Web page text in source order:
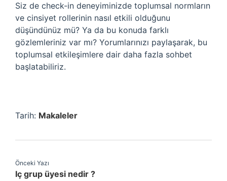
Siz de check-in deneyiminizde toplumsal normların
ve cinsiyet rollerinin nasıl etkili olduğunu
düşündünüz mü? Ya da bu konuda farklı
gözlemleriniz var mı? Yorumlarınızı paylaşarak, bu
toplumsal etkileşimlere dair daha fazla sohbet
başlatabiliriz.
Tarih: Makaleler
Önceki Yazı
Iç grup üyesi nedir ?